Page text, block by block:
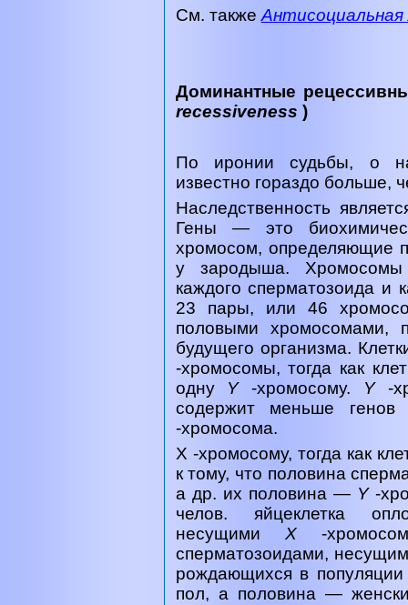
См. также Антисоциальная
Доминантные
recessiveness )
По иронии судьбы, о
известно гораздо больше,
Наследственность
Гены — это
хромосом, определяющие
у зародыша.
каждого сперматозоида и
23 пары, или 46
половыми хромосомами,
будущего организма.
-хромосомы, тогда как
одну Y-хромосому. Y-
содержит меньше
-хромосома.
Х -хромосому, тогда как
к тому, что половина
а др. их половина — Y -
челов. яйцеклетка
несущими Х -
сперматозоидами,
рождающихся в
пол, а половина —